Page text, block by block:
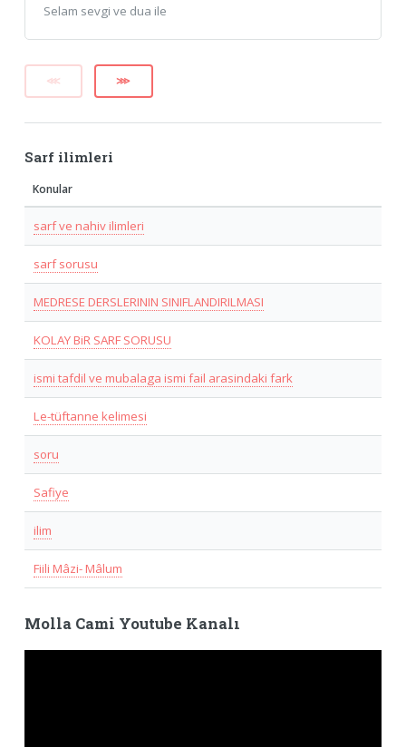
Selam sevgi ve dua ile
⋘ ⋙
Sarf ilimleri
Konular
sarf ve nahiv ilimleri
sarf sorusu
MEDRESE DERSLERININ SINIFLANDIRILMASI
KOLAY BiR SARF SORUSU
ismi tafdil ve mubalaga ismi fail arasindaki fark
Le-tüftanne kelimesi
soru
Safiye
ilim
Fiili Mâzi- Mâlum
Molla Cami Youtube Kanalı